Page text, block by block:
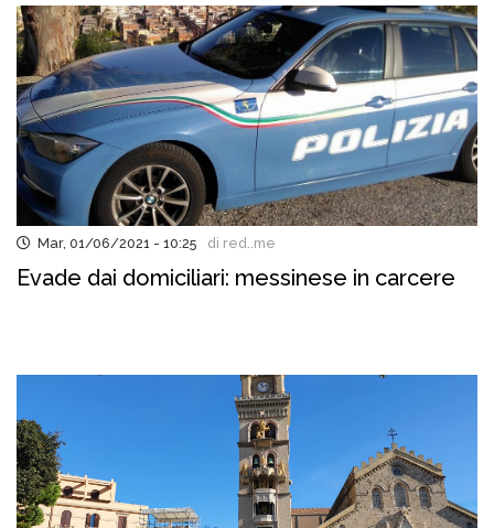
Mar, 01/06/2021 - 10:25 di red..me
Evade dai domiciliari: messinese in carcere